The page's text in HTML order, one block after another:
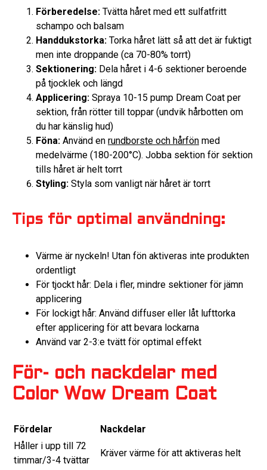
Förberedelse: Tvätta håret med ett sulfatfritt
schampo och balsam
Handdukstorka: Torka håret lätt så att det är fuktigt
men inte droppande (ca 70-80% torrt)
Sektionering: Dela håret i 4-6 sektioner beroende
på tjocklek och längd
Applicering: Spraya 10-15 pump Dream Coat per
sektion, från rötter till toppar (undvik hårbotten om
du har känslig hud)
Föna: Använd en rundborste och hårfön med
medelvärme (180-200°C). Jobba sektion för sektion
tills håret är helt torrt
Styling: Styla som vanligt när håret är torrt
Tips för optimal användning:
Värme är nyckeln! Utan fön aktiveras inte produkten
ordentligt
För tjockt hår: Dela i fler, mindre sektioner för jämn
applicering
För lockigt hår: Använd diffuser eller låt lufttorka
efter applicering för att bevara lockarna
Använd var 2-3:e tvätt för optimal effekt
För- och nackdelar med
Color Wow Dream Coat
Fördelar
Nackdelar
Håller i upp till 72
timmar/3-4 tvättar
Kräver värme för att aktiveras helt